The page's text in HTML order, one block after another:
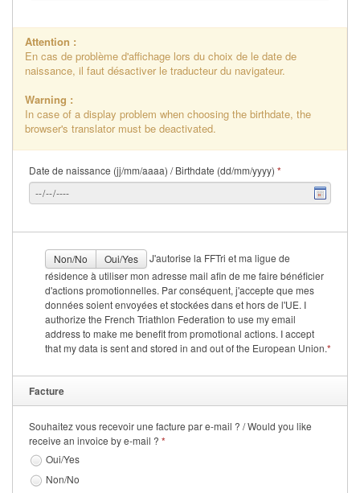
Attention :
En cas de problème d'affichage lors du choix de le date de
naissance, il faut désactiver le traducteur du navigateur.
Warning :
In case of a display problem when choosing the birthdate, the
browser's translator must be deactivated.
Date de naissance (jj/mm/aaaa) / Birthdate (dd/mm/yyyy) *
Non/No Oui/Yes
résidence à utiliser mon adresse mail afin de me faire bénéficier
d'actions promotionnelles. Par conséquent, j'accepte que mes
données soient envoyées et stockées dans et hors de l'UE. I
authorize the French Triathlon Federation to use my email
address to make me benefit from promotional actions. I accept
that my data is sent and stored in and out of the European Union.*
Facture
Souhaitez vous recevoir une facture par e-mail ? / Would you like
receive an invoice by e-mail ? *
Oui/Yes
Non/No